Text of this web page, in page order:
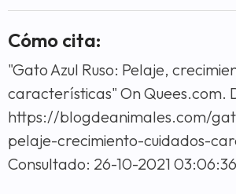
Cómo cita:
"Gato Azul Ruso: Pelaje,
características" On Quees.com.
https://blogdeanimales.com/
pelaje-crecimiento-cuidados-
Consultado: 26-10-2021 03:06:36